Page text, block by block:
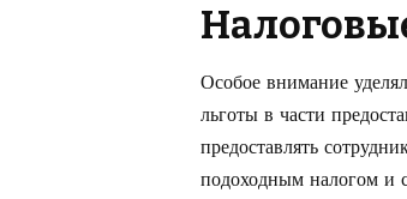
Особое внимание
льготы в части
предоставлять
подоходным налогом и